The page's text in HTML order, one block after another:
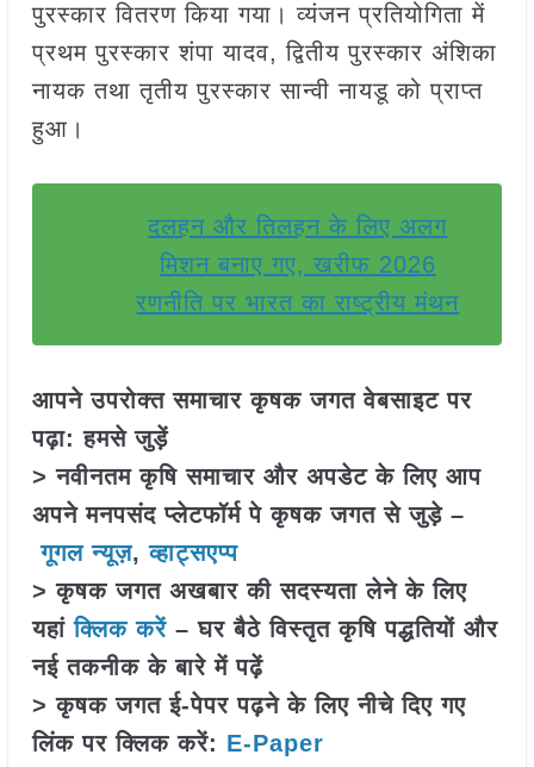
पुरस्कार वितरण किया गया। व्यंजन प्रतियोगिता में
प्रथम पुरस्कार शंपा यादव, द्वितीय पुरस्कार अंशिका
नायक तथा तृतीय पुरस्कार सान्वी नायडू को प्राप्त
हुआ।
दलहन और तिलहन के लिए अलग
मिशन बनाए गए, खरीफ 2026
रणनीति पर भारत का राष्ट्रीय मंथन
आपने उपरोक्त समाचार कृषक जगत वेबसाइट पर
पढ़ा: हमसे जुड़ें
> नवीनतम कृषि समाचार और अपडेट के लिए आप
अपने मनपसंद प्लेटफॉर्म पे कृषक जगत से जुड़े –
गूगल न्यूज़,व्हाट्सएप्प
> कृषक जगत अखबार की सदस्यता लेने के लिए
यहांक्लिक करें– घर बैठे विस्तृत कृषि पद्धतियों और
नई तकनीक के बारे में पढ़ें
> कृषक जगत ई-पेपर पढ़ने के लिए नीचे दिए गए
लिंक पर क्लिक करें: E-Paper